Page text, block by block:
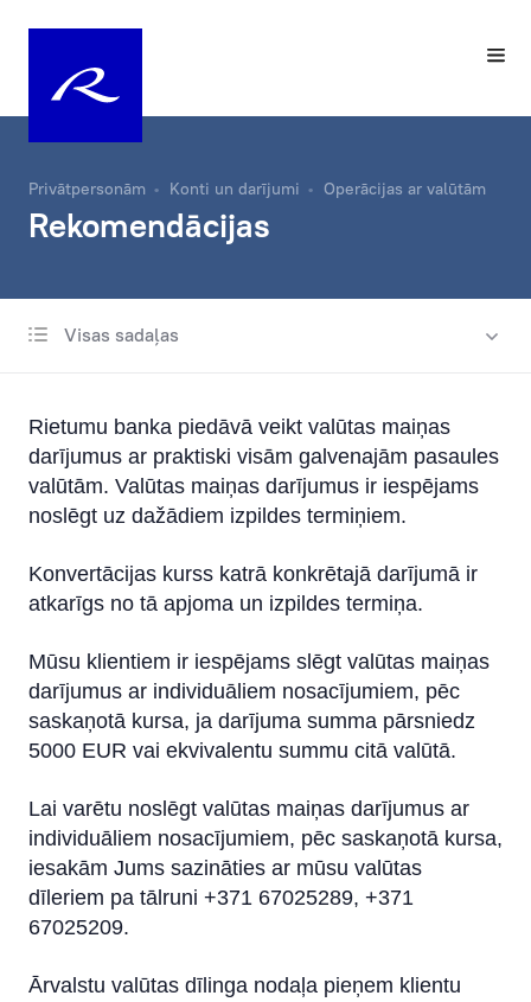
Privātpersonām Konti un darījumi Operācijas ar valūtām
Rekomendācijas
Visas sadaļas
Norēķinu konts
Operācijas ar valūtām
Operāciju veidi
Attālinātā vadība
Rietumu banka piedāvā veikt valūtas maiņas
darījumus ar praktiski visām galvenajām pasaules
valūtām. Valūtas maiņas darījumus ir iespējams
noslēgt uz dažādiem izpildes termiņiem.
Konvertācijas kurss katrā konkrētajā darījumā ir
atkarīgs no tā apjoma un izpildes termiņa.
Mūsu klientiem ir iespējams slēgt valūtas maiņas
darījumus ar individuāliem nosacījumiem, pēc
saskaņotā kursa, ja darījuma summa pārsniedz
5000 EUR vai ekvivalentu summu citā valūtā.
Lai varētu noslēgt valūtas maiņas darījumus ar
individuāliem nosacījumiem, pēc saskaņotā kursa,
iesakām Jums sazināties ar mūsu valūtas
dīleriem pa tālruni +371 67025289, +371
67025209.
Ārvalstu valūtas dīlinga nodaļa pieņem klientu